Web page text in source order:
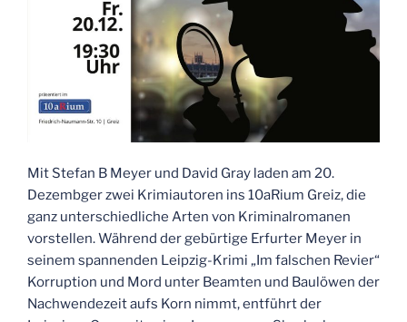
Mit Stefan B Meyer und David Gray laden am 20.
Dezembger zwei Krimiautoren ins 10aRium Greiz, die
ganz unterschiedliche Arten von Kriminalromanen
vorstellen. Während der gebürtige Erfurter Meyer in
seinem spannenden Leipzig-Krimi „Im falschen Revier“
Korruption und Mord unter Beamten und Baulöwen der
Nachwendezeit aufs Korn nimmt, entführt der